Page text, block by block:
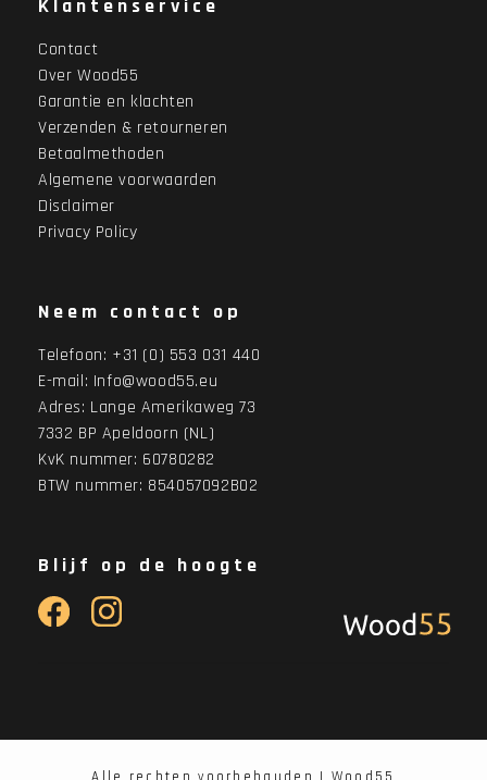
Klantenservice
Contact
Over Wood55
Garantie en klachten
Verzenden & retourneren
Betaalmethoden
Algemene voorwaarden
Disclaimer
Privacy Policy
Neem contact op
Telefoon: +31 (0) 553 031 440
E-mail: Info@wood55.eu
Adres: Lange Amerikaweg 73
7332 BP Apeldoorn (NL)
KvK nummer: 60780282
BTW nummer: 854057092B02
Blijf op de hoogte